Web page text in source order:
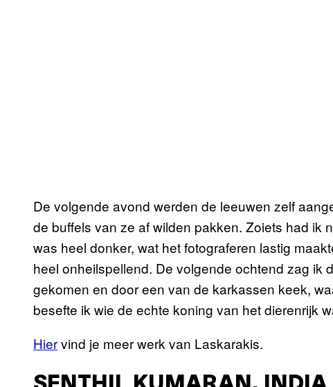
De volgende avond werden de leeuwen zelf
de buffels van ze af wilden pakken. Zoiets had ik
was heel donker, wat het fotograferen lastig
heel onheilspellend. De volgende ochtend zag ik
gekomen en door een van de karkassen keek,
besefte ik wie de echte koning van het dierenrijk
Hiervind je meer werk van Laskarakis.